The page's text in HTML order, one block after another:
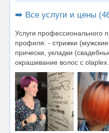
➡️ Все услуги и цены
Услуги профессионального
профиля: - стрижки
прически, укладки
окрашивание волос с olaplex...